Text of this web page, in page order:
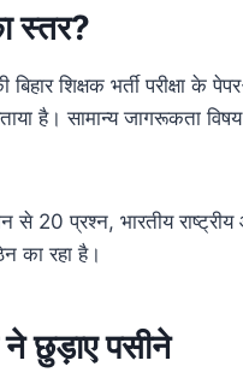
स्तर?
बिहार शिक्षक भर्ती परीक्षा
है। सामान्य जागरूकता
से 20 प्रश्न, भारतीय
का रहा है।
छुड़ाए पसीने